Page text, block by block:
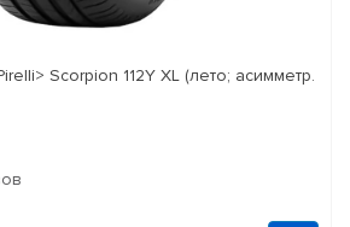
Scorpion 112Y XL (лето; асимметр.